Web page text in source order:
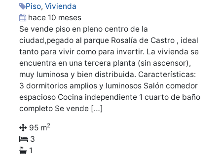
Piso, Vivienda
hace 10 meses
Se vende piso en pleno centro de la
ciudad,pegado al parque Rosalía de Castro , ideal
tanto para vivir como para invertir. La vivienda se
encuentra en una tercera planta (sin ascensor),
muy luminosa y bien distribuida. Características:
3 dormitorios amplios y luminosos Salón comedor
espacioso Cocina independiente 1 cuarto de baño
completo Se vende […]
95 m2
3
1